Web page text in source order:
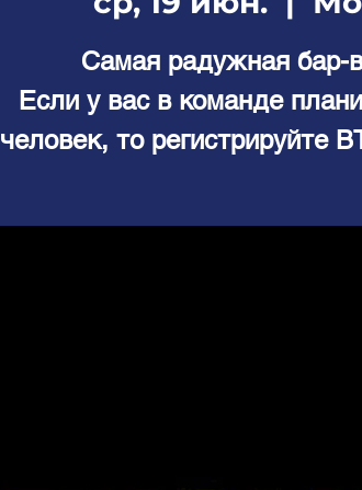
Самая радужная бар-
Если у вас в команде
человек, то регистрируйте